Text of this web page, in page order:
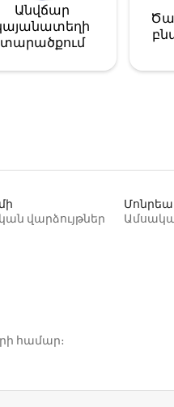
Անվճար
տարածքում
վարձույթներ
համար։